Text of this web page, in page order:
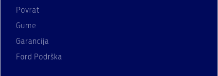
Povrat
Gume
Garancija
Ford Podrška